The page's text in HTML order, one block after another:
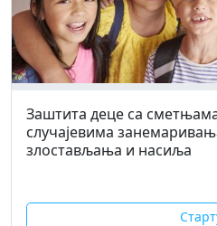
Заштита деце са сметњама
случајевима
злостављања и насиља